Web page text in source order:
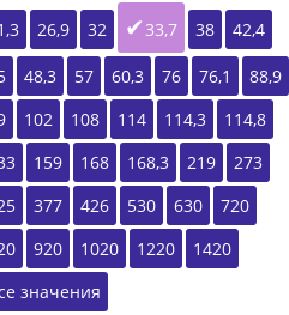
26,9 32 33,7 38 42,4
48,3 57 60,3 76 76,1
88,9
102 108 114 114,3
114,8
159 168 168,3 219
273
377 426 530 630
720
920 1020 1220
1420
значения